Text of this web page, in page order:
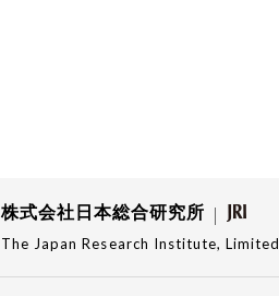
株式会社日本総合研究所
The Japan Research Institute, Limited